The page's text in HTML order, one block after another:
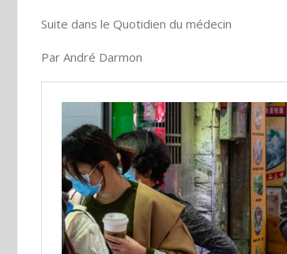
Suite dans le Quotidien du médecin
Par André Darmon